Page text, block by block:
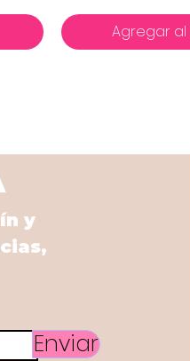
Agregar
y
Enviar